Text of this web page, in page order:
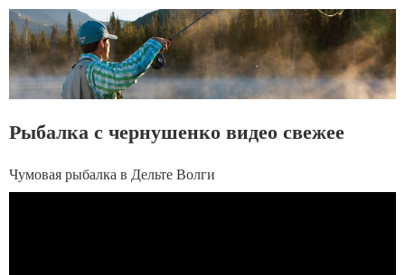
Рыбалка с чернушенко видео свежее
Чумовая рыбалка в Дельте Волги